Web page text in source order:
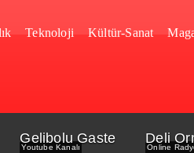
Teknoloji Kültür-Sanat
Gelibolu Gaste
Youtube Kanalı
Deli
Online